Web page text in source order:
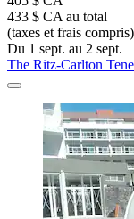
433 $ CA au total
(taxes et frais compris)
Du 1 sept. au 2 sept.
The Ritz-Carlton